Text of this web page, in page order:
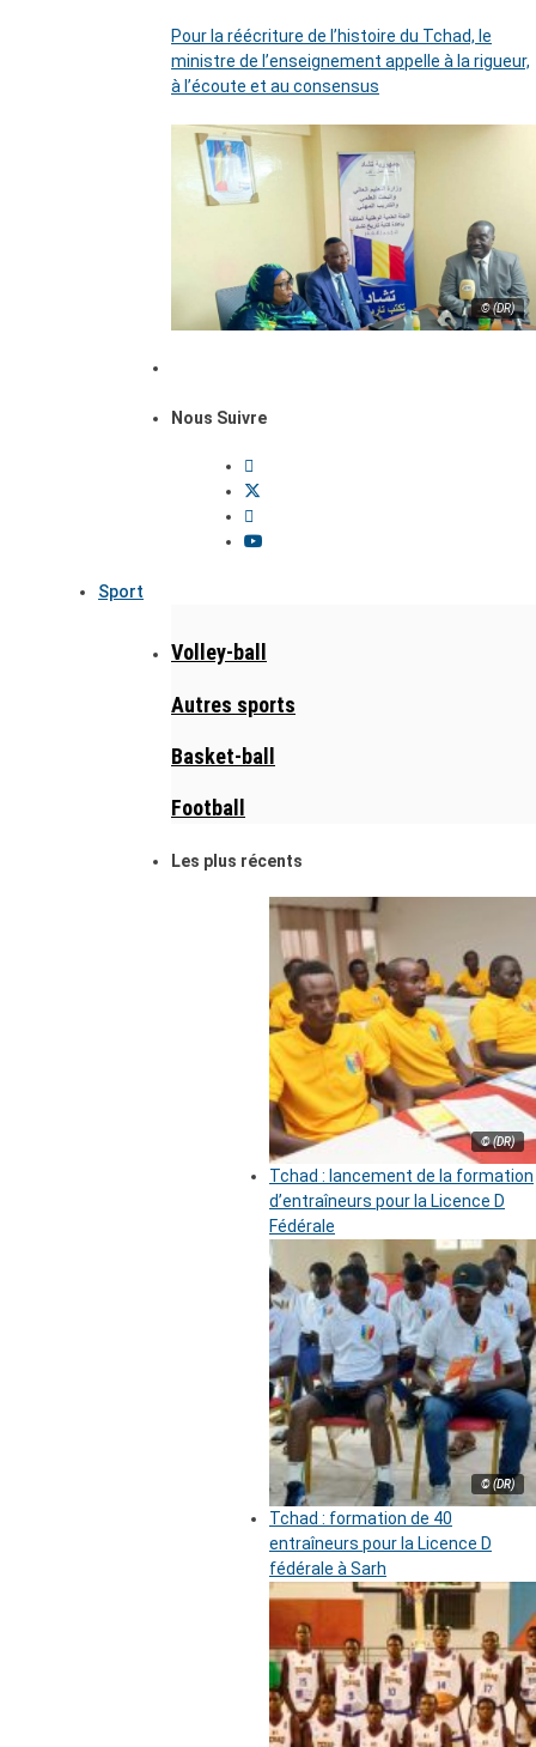
Pour la réécriture de l’histoire du Tchad, le
ministre de l’enseignement appelle à la rigueur,
à l’écoute et au consensus
© (DR)
Nous Suivre
Sport
Volley-ball
Autres sports
Basket-ball
Football
Les plus récents
© (DR)
Tchad : lancement de la formation
d’entraîneurs pour la Licence D
Fédérale
© (DR)
Tchad : formation de 40
entraîneurs pour la Licence D
fédérale à Sarh